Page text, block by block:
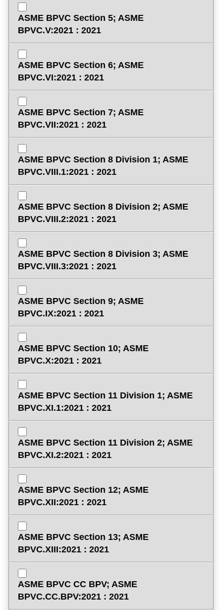
ASME BPVC Section 5; ASME
BPVC.V:2021 : 2021
ASME BPVC Section 6; ASME
BPVC.VI:2021 : 2021
ASME BPVC Section 7; ASME
BPVC.VII:2021 : 2021
ASME BPVC Section 8 Division 1; ASME
BPVC.VIII.1:2021 : 2021
ASME BPVC Section 8 Division 2; ASME
BPVC.VIII.2:2021 : 2021
ASME BPVC Section 8 Division 3; ASME
BPVC.VIII.3:2021 : 2021
ASME BPVC Section 9; ASME
BPVC.IX:2021 : 2021
ASME BPVC Section 10; ASME
BPVC.X:2021 : 2021
ASME BPVC Section 11 Division 1; ASME
BPVC.XI.1:2021 : 2021
ASME BPVC Section 11 Division 2; ASME
BPVC.XI.2:2021 : 2021
ASME BPVC Section 12; ASME
BPVC.XII:2021 : 2021
ASME BPVC Section 13; ASME
BPVC.XIII:2021 : 2021
ASME BPVC CC BPV; ASME
BPVC.CC.BPV:2021 : 2021